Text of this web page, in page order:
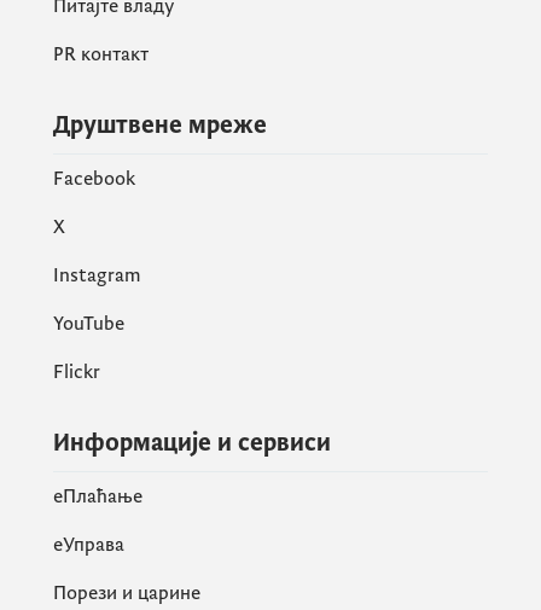
припрему нацрта закона, односно
стратегије: Дирекција за заштиту
тржиште и конкуренцију
Питајте владу
PR контакт
Друштвене мреже
Facebook
X
Instagram
YouTube
Flickr
Информације и сервиси
eПлаћање
еУправа
Порези и царине